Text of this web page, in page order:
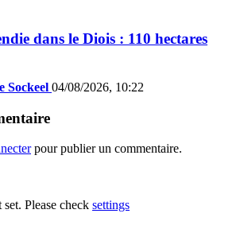
dans le Diois : 110 hectares
Sockeel 04/08/2026, 10:22
pour publier un commentaire.
Please check settings